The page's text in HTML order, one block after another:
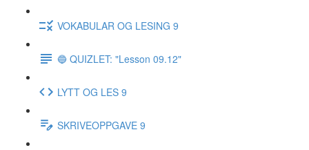
VOKABULAR OG LESING 9
🔵 QUIZLET: "Lesson 09.12"
LYTT OG LES 9
SKRIVEOPPGAVE 9